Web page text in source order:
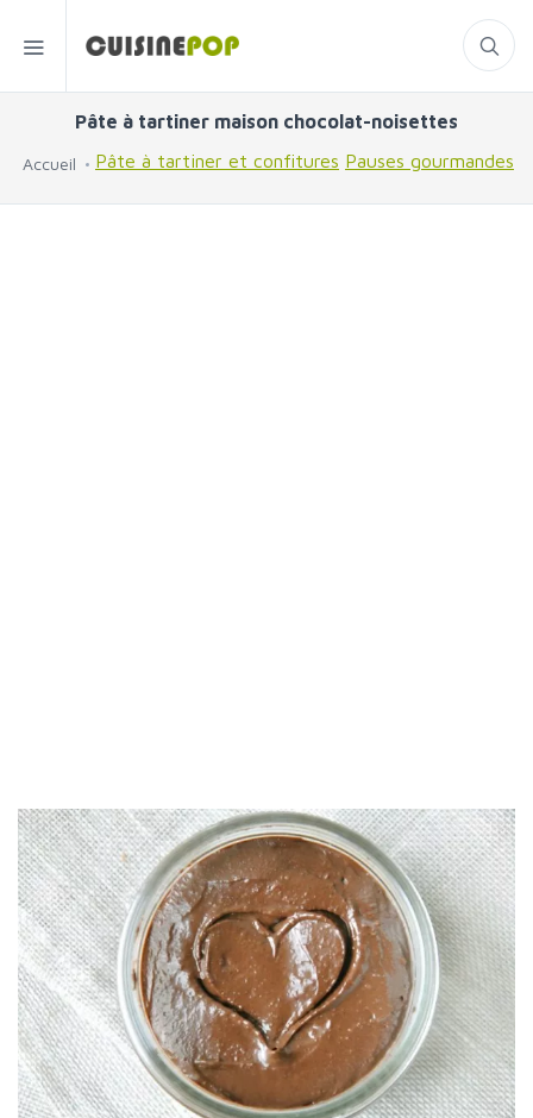
Pâte à tartiner maison chocolat-noisettes
Accueil Pâte à tartiner et confitures Pauses gourmandes